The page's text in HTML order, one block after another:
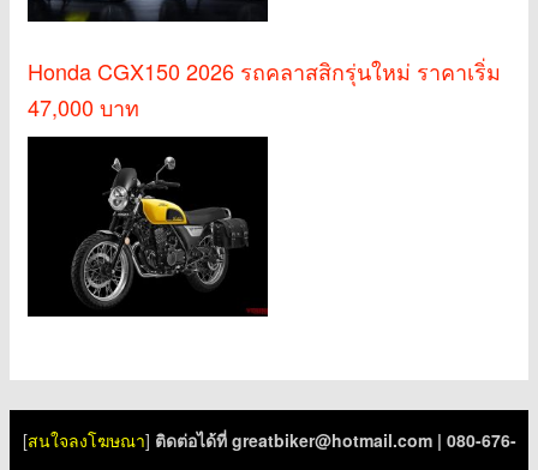
Honda CGX150 2026 รถคลาสสิกรุ่นใหม่ ราคาเริ่ม
47,000 บาท
[สนใจลงโฆษณา] ติดต่อได้ที่ greatbiker@hotmail.com| 080-676-